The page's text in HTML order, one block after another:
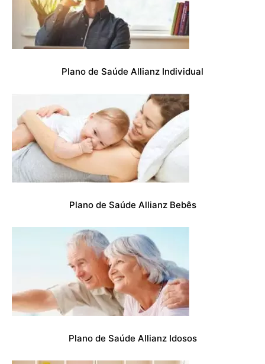
Plano de Saúde Allianz Individual
Plano de Saúde Allianz Bebês
Plano de Saúde Allianz Idosos